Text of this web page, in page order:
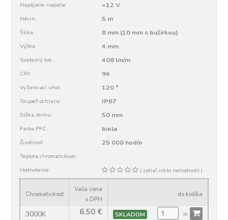
Napájacie napätie: =12 V
Návin: 5 m
Šírka: 8 mm (10 mm s bužírkou)
Výška: 4 mm
Svetelný tok: 408 lm/m
CRI: 94
Vyžarovací uhol: 120 °
Stupeň ochrany: IP67
Dížka strihu: 50 mm
Farba PFC: biela
Životnosť: 25 000 hodín
Teplota chromatickosti:
Hodnotenie:
( zatiaľ nikto nehodnotil )
Chromatickosť
Vaša cena
s DPH
do košíka
3000K 6.50 € SKLADOM m